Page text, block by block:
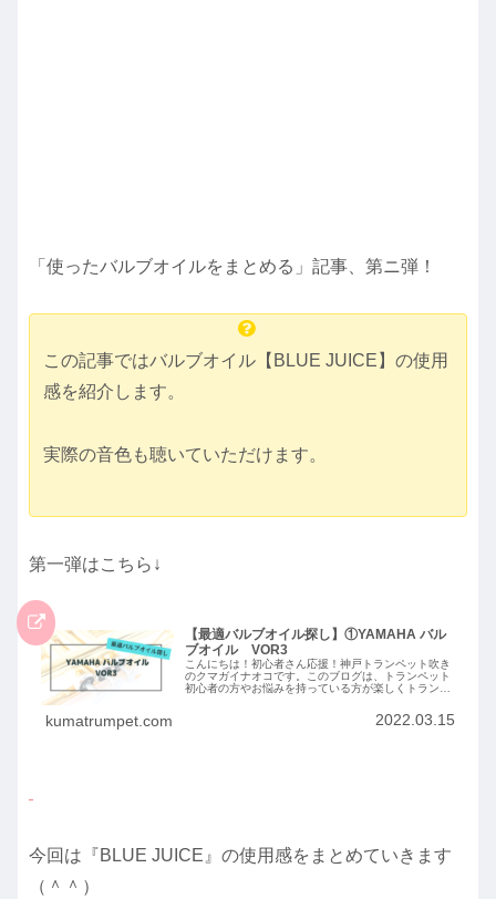
「使ったバルブオイルをまとめる」記事、第ニ弾！
この記事ではバルブオイル【BLUE JUICE】の使用
感を紹介します。
実際の音色も聴いていただけます。
第一弾はこちら↓
【最適バルブオイル探し】①YAMAHA バル
ブオイル VOR3
こんにちは！初心者さん応援！神戸トランペット吹き
のクマガイナオコです。このブログは、トランペット
初心者の方やお悩みを持っている方が楽しくトランペ
て作りました（＾＾）奏法からお手入れ方法までト
kumatrumpet.com 2022.03.15
今回は『BLUE JUICE』の使用感をまとめていきます
（＾＾）